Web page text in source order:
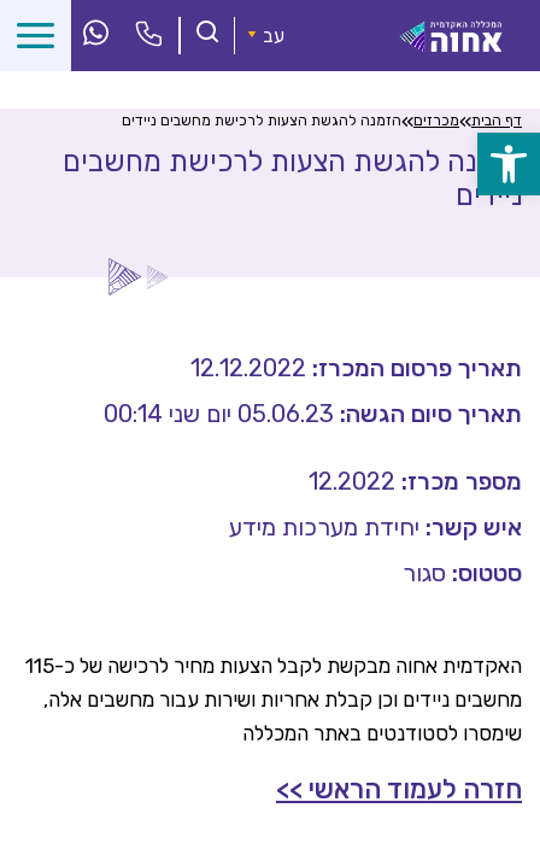
פתח
סרגל
התוכן
עב
דף הבית»מכרזים»הזמנה להגשת הצעות לרכישת מחשבים ניידים
הזמנה להגשת הצעות לרכישת מחשבים
ניידים
תאריך פרסום המכרז: 12.12.2022
תאריך סיום הגשה: 05.06.23 יום שני 00:14
מספר מכרז: 12.2022
איש קשר: יחידת מערכות מידע
סטטוס: סגור
האקדמית אחוה מבקשת לקבל הצעות מחיר לרכישה של כ-115
מחשבים ניידים וכן קבלת אחריות ושירות עבור מחשבים אלה,
שימסרו לסטודנטים באתר המכללה
חזרה לעמוד הראשי >>